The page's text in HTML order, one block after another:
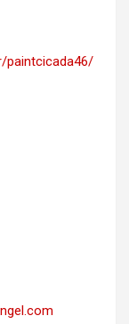
paintcicada46/